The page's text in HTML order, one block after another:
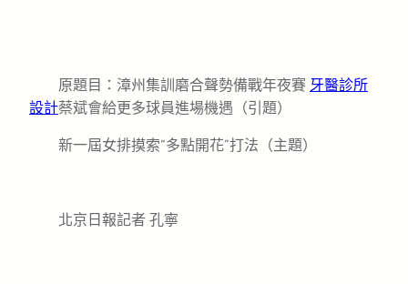
原題目：漳州集訓磨合聲勢備戰年夜賽 牙醫診所
設計蔡斌會給更多球員進場機遇（引題）
新一屆女排摸索“多點開花”打法（主題）
北京日報記者 孔寧